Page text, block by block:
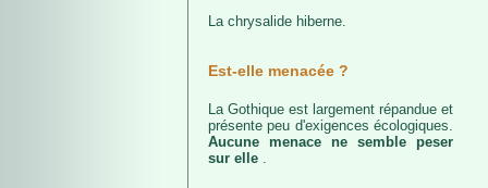
La chrysalide hiberne.
Est-elle menacée ?
La Gothique est largement répandue et
présente peu d'exigences écologiques.
Aucune menace ne semble peser
sur elle .